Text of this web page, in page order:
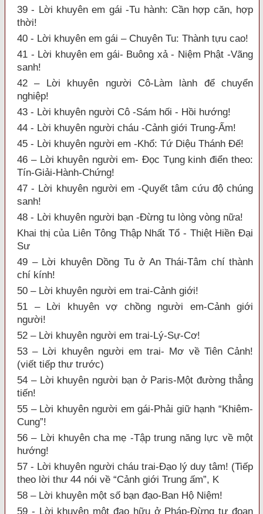
39 - Lời khuyên em gái -Tu hành: Cần hợp căn, hợp
thời!
40 - Lời khuyên em gái – Chuyên Tu: Thành tựu cao!
41 - Lời khuyên em gái- Buông xả - Niệm Phật -Vãng
sanh!
42 – Lời khuyên người Cô-Làm lành để chuyển
nghiệp!
43 - Lời khuyên người Cô -Sám hối - Hồi hướng!
44 - Lời khuyên người cháu -Cảnh giới Trung-Ấm!
45 - Lời khuyên người em -Khổ: Tứ Diệu Thánh Đế!
46 – Lời khuyên người em- Đọc Tụng kinh điển theo:
Tín-Giải-Hành-Chứng!
47 - Lời khuyên người em -Quyết tâm cứu độ chúng
sanh!
48 - Lời khuyên người bạn -Đừng tu lòng vòng nữa!
Khai thị của Liên Tông Thập Nhất Tổ - Thiệt Hiền Đại
Sư
49 – Lời khuyên Dồng Tu ở An Thái-Tâm chí thành
chí kính!
50 – Lời khuyên người em trai-Cảnh giới!
51 – Lời khuyên vợ chồng người em-Cảnh giới
người!
52 – Lời khuyên người em trai-Lý-Sự-Cơ!
53 – Lời khuyên người em trai- Mơ về Tiên Cảnh!
(viết tiếp thư trước)
54 – Lời khuyên người bạn ở Paris-Một đường thẳng
tiến!
55 – Lời khuyên người em gái-Phải giữ hạnh “Khiêm-
Cung”!
56 – Lời khuyên cha mẹ -Tập trung năng lực về một
hướng!
57 - Lời khuyên người cháu trai-Đạo lý duy tâm! (Tiếp
theo lời thư 44 nói về “Cảnh giới Trung ấm”, K
58 – Lời khuyên một số bạn đạo-Ban Hộ Niệm!
59 - Lời khuyên một đạo hữu ở Pháp-Đừng tự đoạn